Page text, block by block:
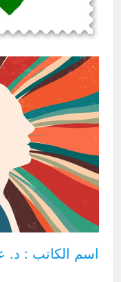
اسم الكاتب : د.